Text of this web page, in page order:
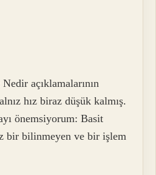
açıklamalarının
hız biraz düşük kalmış.
önemsiyorum: Basit
bir bilinmeyen ve bir işlem